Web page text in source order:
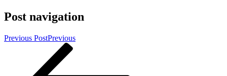
Post navigation
Previous PostPrevious